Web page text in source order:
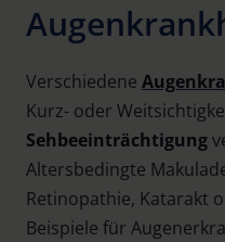
Verschiedene
Kurz- oder
Sehbeeinträchtigung
Altersbedingte
Retinopathie, Katarakt
Beispiele für